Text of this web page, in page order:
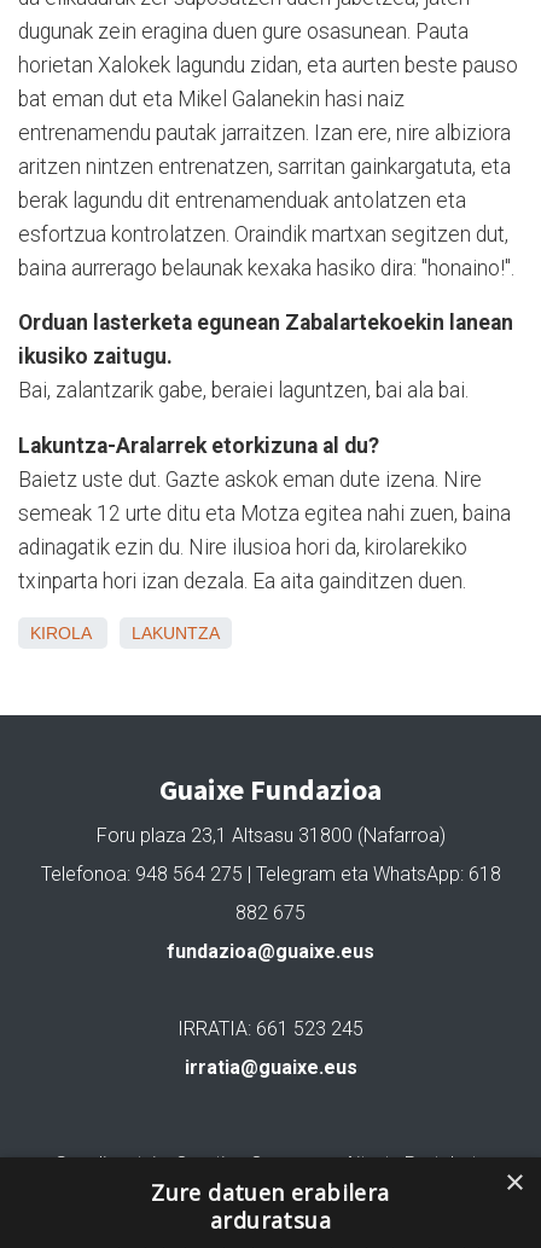
dugunak zein eragina duen gure osasunean. Pauta
horietan Xalokek lagundu zidan, eta aurten beste pauso
bat eman dut eta Mikel Galanekin hasi naiz
entrenamendu pautak jarraitzen. Izan ere, nire albiziora
aritzen nintzen entrenatzen, sarritan gainkargatuta, eta
berak lagundu dit entrenamenduak antolatzen eta
esfortzua kontrolatzen. Oraindik martxan segitzen dut,
baina aurrerago belaunak kexaka hasiko dira: "honaino!".
Orduan lasterketa egunean Zabalartekoekin lanean
ikusiko zaitugu.
Bai, zalantzarik gabe, beraiei laguntzen, bai ala bai.
Lakuntza-Aralarrek etorkizuna al du?
Baietz uste dut. Gazte askok eman dute izena. Nire
semeak 12 urte ditu eta Motza egitea nahi zuen, baina
adinagatik ezin du. Nire ilusioa hori da, kirolarekiko
txinparta hori izan dezala. Ea aita gainditzen duen.
KIROLA LAKUNTZA
Guaixe Fundazioa
Foru plaza 23,1 Altsasu 31800 (Nafarroa)
Telefonoa: 948 564 275 | Telegram eta WhatsApp: 618
882 675
fundazioa@guaixe.eus
IRRATIA: 661 523 245
irratia@guaixe.eus
Gure lizentzia: Creative Commons Aitortu Partekatu
Codesyntaxek garatua
×
Zure datuen erabilera
arduratsua